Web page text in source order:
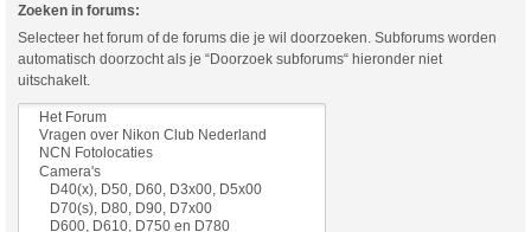
Zoeken in forums:
Selecteer het forum of de forums die je wil doorzoeken. Subforums worden
automatisch doorzocht als je “Doorzoek subforums“ hieronder niet
uitschakelt.